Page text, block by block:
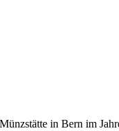
in Bern im